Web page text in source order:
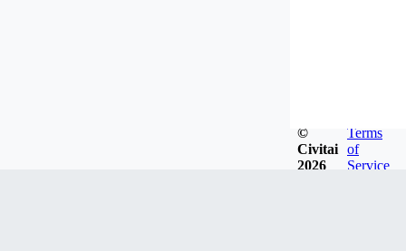
©
Civitai
2026
Terms
of
Service